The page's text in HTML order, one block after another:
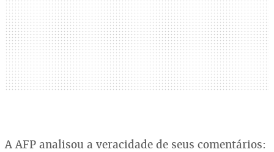
A AFP analisou a veracidade de seus comentários: